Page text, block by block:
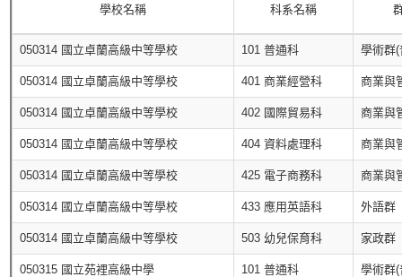
學校名稱 科系名稱
050314 國立卓蘭高級中等學校 101 普通科 學術群
050314 國立卓蘭高級中等學校 401 商業經營科 商業與
050314 國立卓蘭高級中等學校 402 國際貿易科 商業與
050314 國立卓蘭高級中等學校 404 資料處理科 商業與
050314 國立卓蘭高級中等學校 425 電子商務科 商業與
050314 國立卓蘭高級中等學校 433 應用英語科 外語群
050314 國立卓蘭高級中等學校 503 幼兒保育科 家政群
050315 國立苑裡高級中學 101 普通科 學術群